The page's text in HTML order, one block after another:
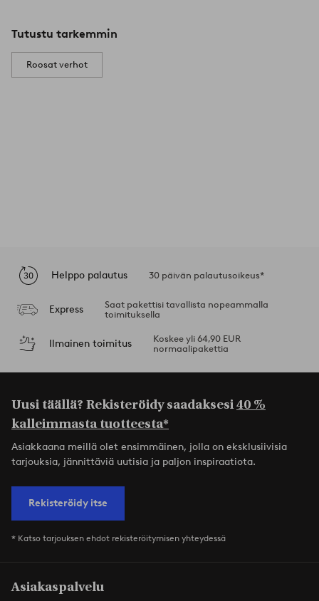
Tutustu tarkemmin
Roosat verhot
Helppo palautus 30 päivän palautusoikeus*
Express
Saat pakettisi tavallista nopeammalla
toimituksella
Ilmainen toimitus
Koskee yli 64,90 EUR
normaalipakettia
Uusi täällä? Rekisteröidy saadaksesi40 %
kalleimmasta tuotteesta*
Asiakkaana meillä olet ensimmäinen, jolla on eksklusiivisia
tarjouksia, jännittäviä uutisia ja paljon inspiraatiota.
Rekisteröidy itse
* Katso tarjouksen ehdot rekisteröitymisen yhteydessä
Asiakaspalvelu